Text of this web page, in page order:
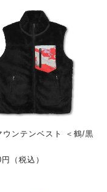
ウンテンベスト ＜鶴/黒
（税込）